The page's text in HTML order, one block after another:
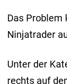
Das Problem
Ninjatrader
Unter der
rechts auf